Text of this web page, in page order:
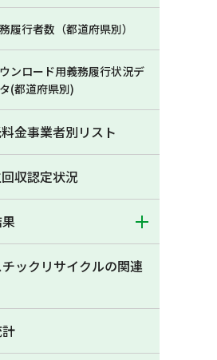
履行者数（都道府県別）
ンロード用義務履行状況デ
(都道府県別)
金事業者別リスト
収認定状況
ックリサイクルの関連